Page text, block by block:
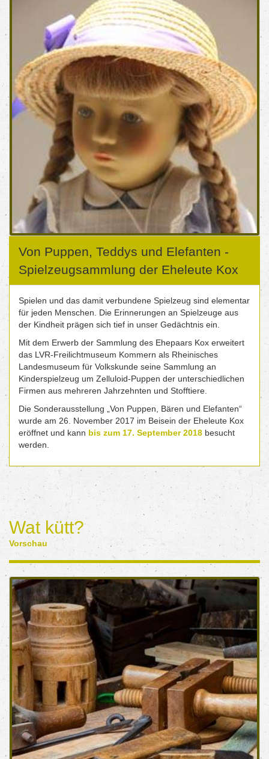
Von Puppen, Teddys und Elefanten -
Spielzeugsammlung der Eheleute Kox
Spielen und das damit verbundene Spielzeug sind elementar
für jeden Menschen. Die Erinnerungen an Spielzeuge aus
der Kindheit prägen sich tief in unser Gedächtnis ein.
Mit dem Erwerb der Sammlung des Ehepaars Kox erweitert
das LVR-Freilichtmuseum Kommern als Rheinisches
Landesmuseum für Volkskunde seine Sammlung an
Kinderspielzeug um Zelluloid-Puppen der unterschiedlichen
Firmen aus mehreren Jahrzehnten und Stofftiere.
Die Sonderausstellung „Von Puppen, Bären und Elefanten“
wurde am 26. November 2017 im Beisein der Eheleute Kox
eröffnet und kann bis zum 17. September 2018 besucht
werden.
Wat kütt?
Vorschau